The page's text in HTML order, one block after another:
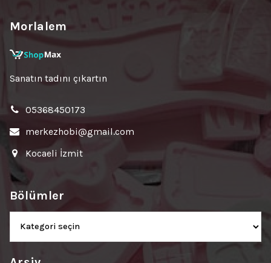
Morlalem
Sanatın tadını çıkartın
05368450173
merkezhobi@gmail.com
Kocaeli İzmit
Bölümler
Bölümler